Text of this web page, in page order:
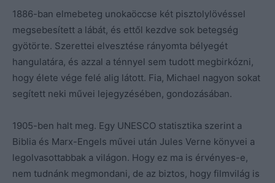
1886-ban elmebeteg unokaöccse két pisztolylövéssel
megsebesített a lábát, és ettől kezdve sok betegség
gyötörte. Szerettei elvesztése rányomta bélyegét
hangulatára, és azzal a ténnyel sem tudott megbirkózni,
hogy élete vége felé alig látott. Fia, Michael nagyon sokat
segített neki művei lejegyzésében, gondozásában.
1905-ben halt meg. Egy UNESCO statisztika szerint a
Biblia és Marx-Engels művei után Jules Verne könyvei a
legolvasottabbak a világon. Hogy ez ma is érvényes-e,
nem tudnánk megmondani, de az biztos, hogy filmvilág is